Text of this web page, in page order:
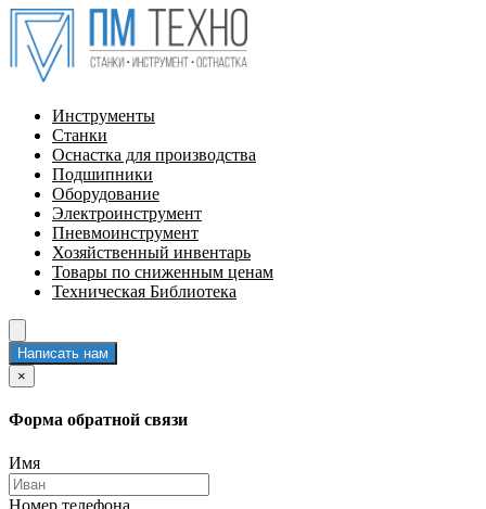
Инструменты
Станки
Оснастка для производства
Подшипники
Оборудование
Электроинструмент
Пневмоинструмент
Хозяйственный инвентарь
Товары по сниженным ценам
Техническая Библиотека
Написать нам
×
Форма обратной связи
Имя
Номер телефона